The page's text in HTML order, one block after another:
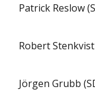
Patrick Reslow
Robert Stenkvist
Jörgen Grubb